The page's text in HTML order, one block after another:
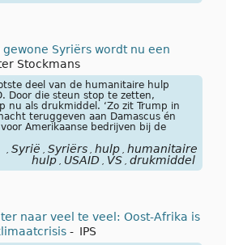
gewone Syriërs wordt nu een
Stockmans
deel van de humanitaire hulp
Door die steun stop te zetten,
nu als drukmiddel. ‘Zo zit Trump in
teruggeven aan Damascus én
Amerikaanse bedrijven bij de
Syrië Syriërs hulp humanitaire
hulp USAID VS drukmiddel
naar veel te veel: Oost-Afrika is
- IPS